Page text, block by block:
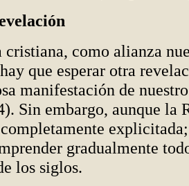
cristiana, como alianza
que esperar otra
manifestación de
Sin embargo, aunque la
gradualmente
los siglos.